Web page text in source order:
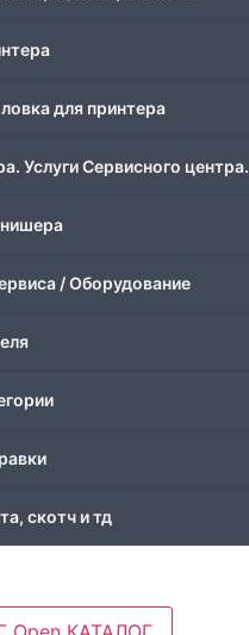
для принтера
Услуги Сервисного центра.
/ Оборудование
скотч и тд